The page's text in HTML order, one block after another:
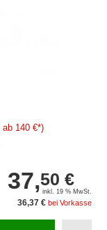
140 €*)
37,50 €
inkl. 19 % MwSt.
36,37 € bei Vorkasse